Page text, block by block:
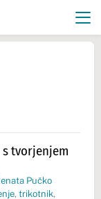
tvorjenjem
Pučko
, trikotnik,